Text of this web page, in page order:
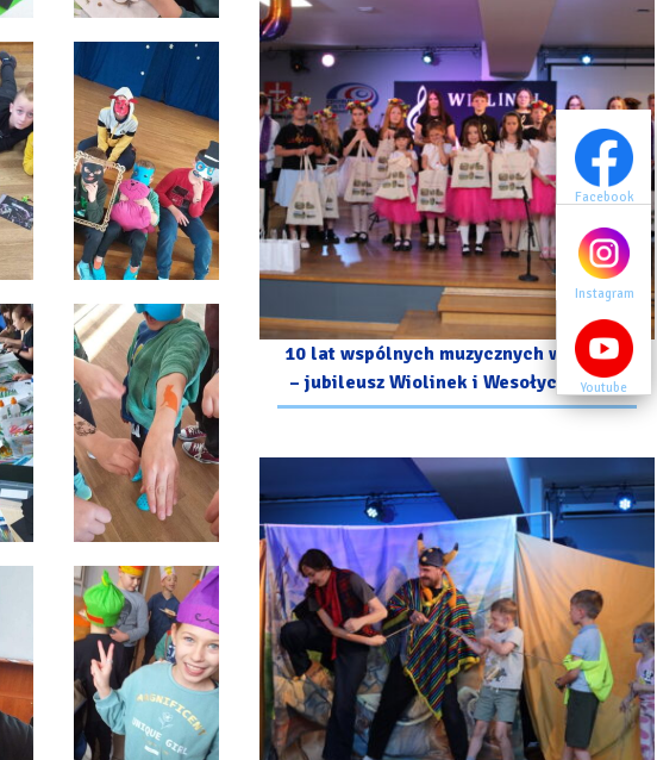
Facebook
Facebook
Instagram
Instagram
Youtube
Youtube
10 lat wspólnych muzycznych wzruszeń
– jubileusz Wiolinek i Wesołych Nutek